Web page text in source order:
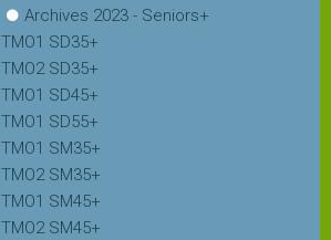
Archives 2023 - Seniors+
TMO1 SD35+
TMO2 SD35+
TMO1 SD45+
TMO1 SD55+
TMO1 SM35+
TMO2 SM35+
TMO1 SM45+
TMO2 SM45+